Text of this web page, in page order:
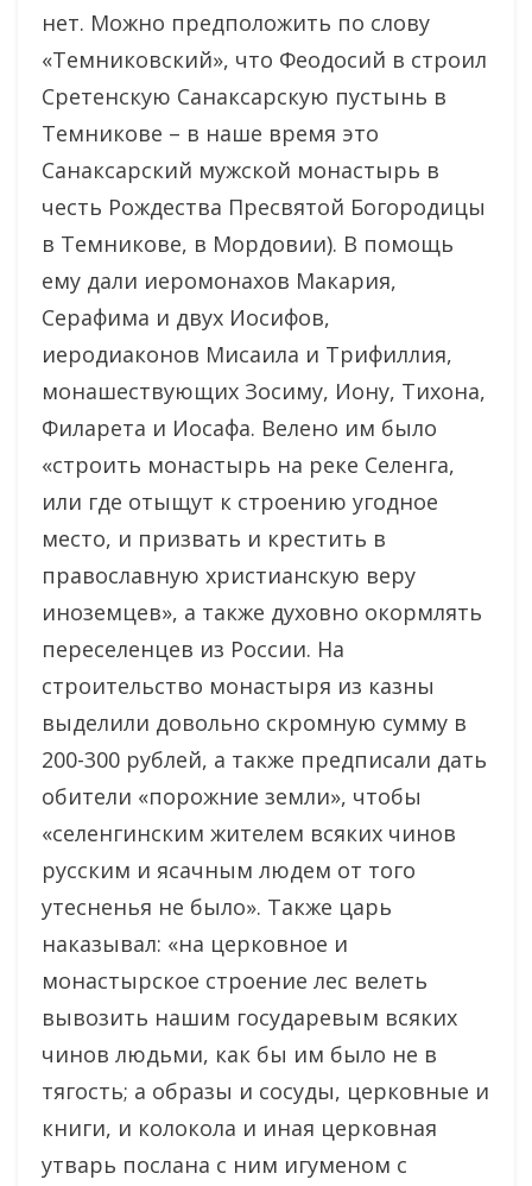
нет. Можно предположить по слову
«Темниковский», что Феодосий в строил
Сретенскую Санаксарскую пустынь в
Темникове – в наше время это
Санаксарский мужской монастырь в
честь Рождества Пресвятой Богородицы
в Темникове, в Мордовии). В помощь
ему дали иеромонахов Макария,
Серафима и двух Иосифов,
иеродиаконов Мисаила и Трифиллия,
монашествующих Зосиму, Иону, Тихона,
Филарета и Иосафа. Велено им было
«строить монастырь на реке Селенга,
или где отыщут к строению угодное
место, и призвать и крестить в
православную христианскую веру
иноземцев», а также духовно окормлять
переселенцев из России. На
строительство монастыря из казны
выделили довольно скромную сумму в
200-300 рублей, а также предписали дать
обители «порожние земли», чтобы
«селенгинским жителем всяких чинов
русским и ясачным людем от того
утесненья не было». Также царь
наказывал: «на церковное и
монастырское строение лес велеть
вывозить нашим государевым всяких
чинов людьми, как бы им было не в
тягость; а образы и сосуды, церковные и
книги, и колокола и иная церковная
утварь послана с ним игуменом с